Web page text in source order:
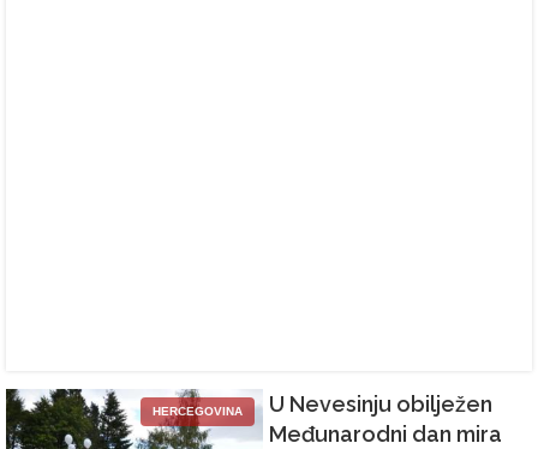
HERCEGOVINA
U Nevesinju obilježen
Međunarodni dan mira